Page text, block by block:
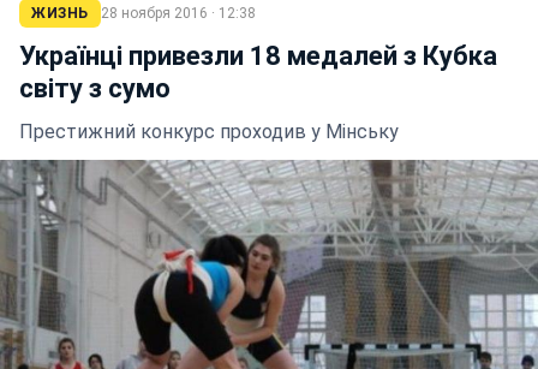
ЖИЗНЬ 28 ноября 2016 · 12:38
Українці привезли 18 медалей з Кубка
світу з сумо
Престижний конкурс проходив у Мінську